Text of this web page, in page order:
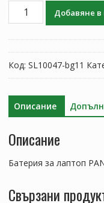
количество
лаптоп
PANASONIC
Добавяне в
Код: SL10047-bg11
Описание
Описание
Батерия за лаптоп
Свързани